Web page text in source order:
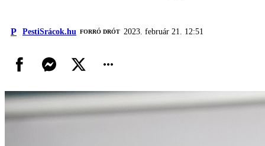
P PestiSrácok.hu FORRÓ DRÓT 2023. február 21. 12:51